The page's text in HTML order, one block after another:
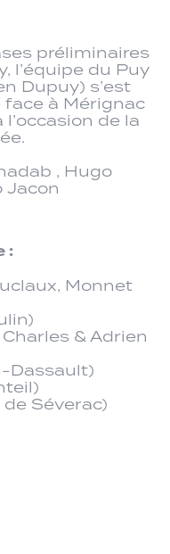
préliminaires
l’équipe du Puy
Dupuy) s’est
à Mérignac
de la
, Hugo
Jacon
:
Monnet
& Adrien
Dassault)
Séverac)